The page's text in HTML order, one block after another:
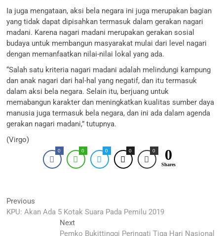
Ia juga mengataan, aksi bela negara ini juga merupakan bagian
yang tidak dapat dipisahkan termasuk dalam gerakan nagari
madani. Karena nagari madani merupakan gerakan sosial
budaya untuk membangun masyarakat mulai dari level nagari
dengan memanfaatkan nilai-nilai lokal yang ada.
“Salah satu kriteria nagari madani adalah melindungi kampung
dan anak nagari dari hal-hal yang negatif, dan itu termasuk
dalam aksi bela negara. Selain itu, berjuang untuk
memabangun karakter dan meningkatkan kualitas sumber daya
manusia juga termasuk bela negara, dan ini ada dalam agenda
gerakan nagari madani,” tutupnya.
(Virgo)
0 0 0 0 0 0
Shares
Navigasi
pos
Previous
post:
KPU: Akan Ada 5 Kotak Suara Pada Pemilu 2019
NextNext
post:
Pemko Bukittinggi Peringati Tiga Hari Nasional